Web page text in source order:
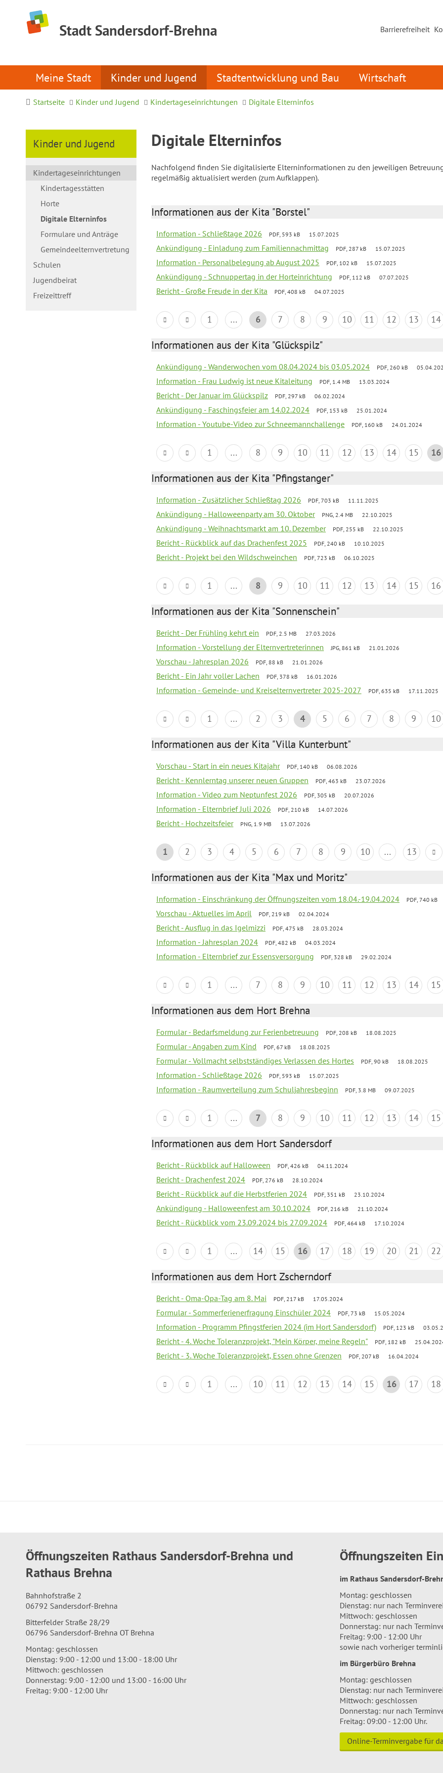
Stadt Sandersdorf-Brehna Barrierefreiheit
Meine Stadt Kinder und Jugend Stadtentwicklung und Bau Wirtschaft
Startseite Kinder und Jugend Kindertageseinrichtungen Digitale Elterninfos
Kinder und Jugend
Kindertageseinrichtungen
Kindertagesstätten
Horte
Digitale Elterninfos
Formulare und Anträge
Gemeindeelternvertretung
Schulen
Jugendbeirat
Freizeittreff
Digitale Elterninfos
Nachfolgend finden Sie digitalisierte Elterninformationen zu den jeweiligen
regelmäßig aktualisiert werden (zum Aufklappen).
Informationen aus der Kita "Borstel"
Information - Schließtage 2026 PDF, 593 kB 15.07.2025
Ankündigung - Einladung zum Familiennachmittag PDF, 287 kB 15.07.2025
Information - Personalbelegung ab August 2025 PDF, 102 kB 15.07.2025
Ankündigung - Schnuppertag in der Horteinrichtung PDF, 112 kB 07.07.2025
Bericht - Große Freude in der Kita PDF, 408 kB 04.07.2025
1 ... 6 7 8 9 10 11 12 13 14
Informationen aus der Kita "Glückspilz"
Ankündigung - Wanderwochen vom 08.04.2024 bis 03.05.2024 PDF, 260 kB
Information - Frau Ludwig ist neue Kitaleitung PDF, 1.4 MB 13.03.2024
Bericht - Der Januar im Glückspilz PDF, 297 kB 06.02.2024
Ankündigung - Faschingsfeier am 14.02.2024 PDF, 153 kB 25.01.2024
Information - Youtube-Video zur Schneemannchallenge PDF, 160 kB 24.01.2024
1 ... 8 9 10 11 12 13 14 15 16
Informationen aus der Kita "Pfingstanger"
Information - Zusätzlicher Schließtag 2026 PDF, 703 kB 11.11.2025
Ankündigung - Halloweenparty am 30. Oktober PNG, 2.4 MB 22.10.2025
Ankündigung - Weihnachtsmarkt am 10. Dezember PDF, 255 kB 22.10.2025
Bericht - Rückblick auf das Drachenfest 2025 PDF, 240 kB 10.10.2025
Bericht - Projekt bei den Wildschweinchen PDF, 723 kB 06.10.2025
1 ... 8 9 10 11 12 13 14 15 16
Informationen aus der Kita "Sonnenschein"
Bericht - Der Frühling kehrt ein PDF, 2.5 MB 27.03.2026
Information - Vorstellung der Elternvertreterinnen JPG, 861 kB 21.01.2026
Vorschau - Jahresplan 2026 PDF, 88 kB 21.01.2026
Bericht - Ein Jahr voller Lachen PDF, 378 kB 16.01.2026
Information - Gemeinde- und Kreiselternvertreter 2025-2027 PDF, 635 kB 17.11.2025
1 ... 2 3 4 5 6 7 8 9 10
Informationen aus der Kita "Villa Kunterbunt"
Vorschau - Start in ein neues Kitajahr PDF, 140 kB 06.08.2026
Bericht - Kennlerntag unserer neuen Gruppen PDF, 463 kB 23.07.2026
Information - Video zum Neptunfest 2026 PDF, 305 kB 20.07.2026
Information - Elternbrief Juli 2026 PDF, 210 kB 14.07.2026
Bericht - Hochzeitsfeier PNG, 1.9 MB 13.07.2026
1 2 3 4 5 6 7 8 9 10 ... 13
Informationen aus der Kita "Max und Moritz"
Information - Einschränkung der Öffnungszeiten vom 18.04.-19.04.2024 PDF, 740 kB
Vorschau - Aktuelles im April PDF, 219 kB 02.04.2024
Bericht - Ausflug in das Igelmizzi PDF, 475 kB 28.03.2024
Information - Jahresplan 2024 PDF, 482 kB 04.03.2024
Information - Elternbrief zur Essensversorgung PDF, 328 kB 29.02.2024
1 ... 7 8 9 10 11 12 13 14 15
Informationen aus dem Hort Brehna
Formular - Bedarfsmeldung zur Ferienbetreuung PDF, 208 kB 18.08.2025
Formular - Angaben zum Kind PDF, 67 kB 18.08.2025
Formular - Vollmacht selbstständiges Verlassen des Hortes PDF, 90 kB 18.08.2025
Information - Schließtage 2026 PDF, 593 kB 15.07.2025
Information - Raumverteilung zum Schuljahresbeginn PDF, 3.8 MB 09.07.2025
1 ... 7 8 9 10 11 12 13 14 15
Informationen aus dem Hort Sandersdorf
Bericht - Rückblick auf Halloween PDF, 426 kB 04.11.2024
Bericht - Drachenfest 2024 PDF, 276 kB 28.10.2024
Bericht - Rückblick auf die Herbstferien 2024 PDF, 351 kB 23.10.2024
Ankündigung - Halloweenfest am 30.10.2024 PDF, 216 kB 21.10.2024
Bericht - Rückblick vom 23.09.2024 bis 27.09.2024 PDF, 464 kB 17.10.2024
1 ... 14 15 16 17 18 19 20 21 22
Informationen aus dem Hort Zscherndorf
Bericht - Oma-Opa-Tag am 8. Mai PDF, 217 kB 17.05.2024
Formular - Sommerferienerfragung Einschüler 2024 PDF, 73 kB 15.05.2024
Information - Programm Pfingstferien 2024 (im Hort Sandersdorf) PDF, 123 kB
Bericht - 4. Woche Toleranzprojekt, "Mein Körper, meine Regeln" PDF, 182 kB
Bericht - 3. Woche Toleranzprojekt, Essen ohne Grenzen PDF, 207 kB 16.04.2024
1 ... 10 11 12 13 14 15 16 17 18
Öffnungszeiten Rathaus Sandersdorf-Brehna und
Rathaus Brehna
Bahnhofstraße 2
06792 Sandersdorf-Brehna
Bitterfelder Straße 28/29
06796 Sandersdorf-Brehna OT Brehna
Montag: geschlossen
Dienstag: 9:00 - 12:00 und 13:00 - 18:00 Uhr
Mittwoch: geschlossen
Donnerstag: 9:00 - 12:00 und 13:00 - 16:00 Uhr
Freitag: 9:00 - 12:00 Uhr
Öffnungszeiten
im Rathaus Sandersdorf-
Montag: geschlossen
Dienstag: nur nach
Mittwoch: geschlossen
Donnerstag: nur nach
Freitag: 9:00 - 12:00 Uhr
sowie nach vorheriger
im Bürgerbüro Brehna
Montag: geschlossen
Dienstag: nur nach
Mittwoch: geschlossen
Donnerstag: nur nach
Freitag: 09:00 - 12:00 Uhr.
Online-Terminvergabe für